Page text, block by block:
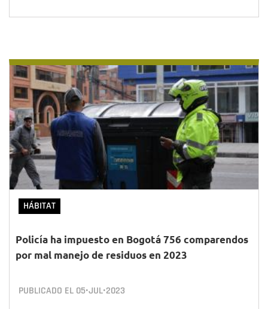
HÁBITAT
Policía ha impuesto en Bogotá 756 comparendos
por mal manejo de residuos en 2023
PUBLICADO EL 05•JUL•2023